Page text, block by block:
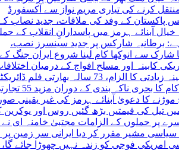
کی تیاری مریم نواز سے آکسفورڈ
کے وفد کی ملاقات، جدید نصاب کے
آبنائے ہرمز میں پاسدارانِ انقلاب کے حملوں کا
شارکس پر جدید سینسرز نصب،
سے انوکھا کام لینا شروعایران جنگ کے
اور مسلح افواج کے درمیان اختلافات
اداکارہ سے مبینہ زیادتی کا الزام، 73 سالہ بھارتی فلم ڈائریکٹر
سینٹ کام کا بحری ناکہ بندی کے دوران مزید 55 تجارتی
کا دعویٰ آبنائے ہرمز کی غیر یقینی صورتحال،
کی قیمتیں بڑھ گئیںروس اور یوکرین کے ایک
حملوں کے الزاماتمجتبیٰ خامنہ ای نے باقر
مشیر مقرر کر دیا ایرانی سر زمین پر قدم
فوجی کو زندہ نہیں چھوڑا جائے گا، ایران